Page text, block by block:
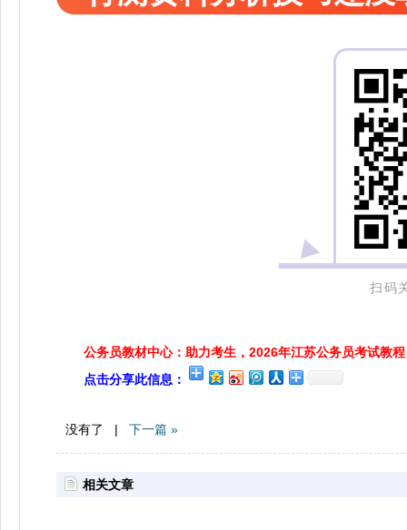
扫码
公务员教材中心：助力考生，2026年江苏公务员考试教程
点击分享此信息：
没有了 | 下一篇 »
相关文章